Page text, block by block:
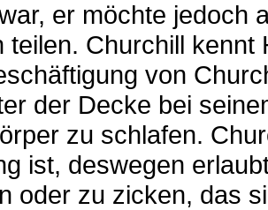
er möchte jedoch
teilen. Churchill
von
der Decke bei
zu schlafen.
ist, deswegen
oder zu zicken, das